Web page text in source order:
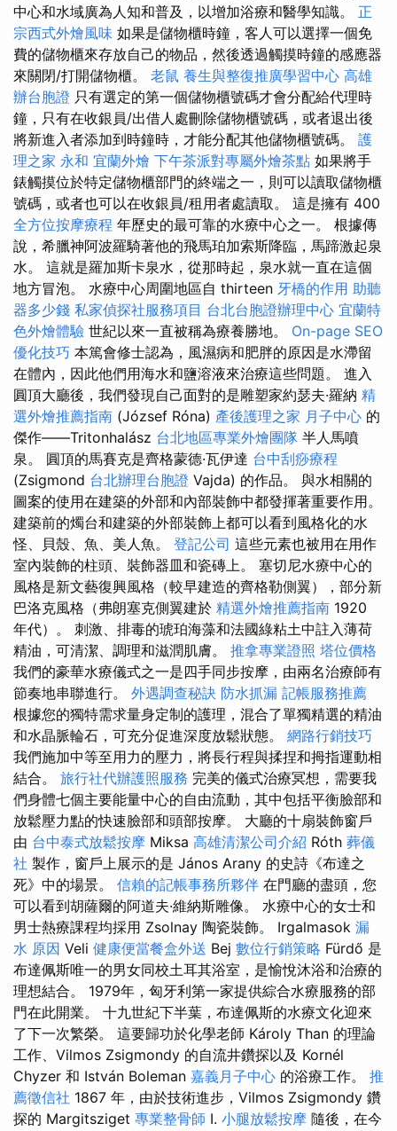
中心和水域廣為人知和普及，以增加浴療和醫學知識。 正
宗西式外燴風味 如果是儲物櫃時鐘，客人可以選擇一個免
費的儲物櫃來存放自己的物品，然後透過觸摸時鐘的感應器
來關閉/打開儲物櫃。 老鼠 養生與整復推廣學習中心 高雄
辦台胞證 只有選定的第一個儲物櫃號碼才會分配給代理時
鐘，只有在收銀員/出借人處刪除儲物櫃號碼，或者退出後
將新進入者添加到時鐘時，才能分配其他儲物櫃號碼。 護
理之家 永和 宜蘭外燴 下午茶派對專屬外燴茶點 如果將手
錶觸摸位於特定儲物櫃部門的終端之一，則可以讀取儲物櫃
號碼，或者也可以在收銀員/租用者處讀取。 這是擁有 400
全方位按摩療程 年歷史的最可靠的水療中心之一。 根據傳
說，希臘神阿波羅騎著他的飛馬珀加索斯降臨，馬蹄激起泉
水。 這就是羅加斯卡泉水，從那時起，泉水就一直在這個
地方冒泡。 水療中心周圍地區自 thirteen 牙橋的作用 助聽
器多少錢 私家偵探社服務項目 台北台胞證辦理中心 宜蘭特
色外燴體驗 世紀以來一直被稱為療養勝地。 On-page SEO
優化技巧 本篤會修士認為，風濕病和肥胖的原因是水滯留
在體內，因此他們用海水和鹽溶液來治療這些問題。 進入
圓頂大廳後，我們發現自己面對的是雕塑家約瑟夫·羅納 精
選外燴推薦指南 (József Róna) 產後護理之家 月子中心 的
傑作——Tritonhalász 台北地區專業外燴團隊 半人馬噴
泉。 圓頂的馬賽克是齊格蒙德·瓦伊達 台中刮痧療程
(Zsigmond 台北辦理台胞證 Vajda) 的作品。 與水相關的
圖案的使用在建築的外部和內部裝飾中都發揮著重要作用。
建築前的燭台和建築的外部裝飾上都可以看到風格化的水
怪、貝殼、魚、美人魚。 登記公司 這些元素也被用在用作
室內裝飾的柱頭、裝飾器皿和瓷磚上。 塞切尼水療中心的
風格是新文藝復興風格（較早建造的齊格勒側翼），部分新
巴洛克風格（弗朗塞克側翼建於 精選外燴推薦指南 1920
年代）。 刺激、排毒的琥珀海藻和法國綠粘土中註入薄荷
精油，可清潔、調理和滋潤肌膚。 推拿專業證照 塔位價格
我們的豪華水療儀式之一是四手同步按摩，由兩名治療師有
節奏地串聯進行。 外遇調查秘訣 防水抓漏 記帳服務推薦
根據您的獨特需求量身定制的護理，混合了單獨精選的精油
和水晶脈輪石，可充分促進深度放鬆狀態。 網路行銷技巧
我們施加中等至用力的壓力，將長行程與揉捏和拇指運動相
結合。 旅行社代辦護照服務 完美的儀式治療冥想，需要我
們身體七個主要能量中心的自由流動，其中包括平衡臉部和
放鬆壓力點的快速臉部和頭部按摩。 大廳的十扇裝飾窗戶
由 台中泰式放鬆按摩 Miksa 高雄清潔公司介紹 Róth 葬儀
社 製作，窗戶上展示的是 János Arany 的史詩《布達之
死》中的場景。 信賴的記帳事務所夥伴 在門廳的盡頭，您
可以看到胡薩爾的阿道夫·維納斯雕像。 水療中心的女士和
男士熱療課程均採用 Zsolnay 陶瓷裝飾。 Irgalmasok 漏
水 原因 Veli 健康便當餐盒外送 Bej 數位行銷策略 Fürdő 是
布達佩斯唯一的男女同校土耳其浴室，是愉悅沐浴和治療的
理想結合。 1979年，匈牙利第一家提供綜合水療服務的部
門在此開業。 十九世紀下半葉，布達佩斯的水療文化迎來
了下一次繁榮。 這要歸功於化學老師 Károly Than 的理論
工作、Vilmos Zsigmondy 的自流井鑽探以及 Kornél
Chyzer 和 István Boleman 嘉義月子中心 的浴療工作。 推
薦徵信社 1867 年，由於技術進步，Vilmos Zsigmondy 鑽
探的 Margitsziget 專業整骨師 I. 小腿放鬆按摩 隨後，在今